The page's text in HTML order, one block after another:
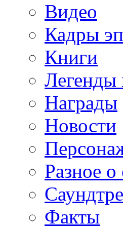
Видео
Кадры
Книги
Легенды
Награды
Новости
Разное о
Факты